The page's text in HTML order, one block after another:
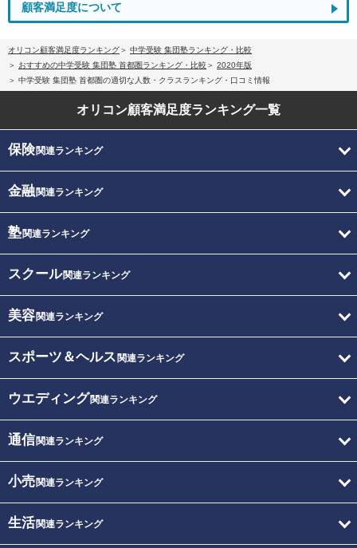
顧客満足度について
オリコン顧客満足度ランキング
中学受験 集団塾ランキング・比較
おすすめの中学受験 集団塾 首都圏ランキング・比較
2020年版
中学受験 集団塾 首都圏の適切な人数・クラスランキング・口コミ情報
オリコン顧客満足度ランキング一覧
保険関連ランキング
金融関連ランキング
塾関連ランキング
スクール関連ランキング
美容関連ランキング
スポーツ＆ヘルス 関連ランキング
ウエディング関連ランキング
通信関連ランキング
小売関連ランキング
生活関連ランキング